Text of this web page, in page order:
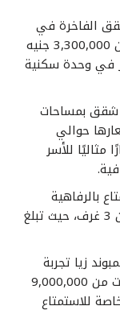
الفاخرة في
كمبوند زيا من غرفة واحدة بمبلغ يبدأ من 3,300,000 جنيه
في وحدة سكنية
شقق بمساحات
حوالي
مثاليًا للأسر
بالرفاهية
والمساحة الإضافية في شقق تتكون من 3 غرف، حيث تبلغ
زيا تجربة
سكنية استثنائية، حيث تبدأ أسعار الفيلات من 9,000,000
للاستمتاع